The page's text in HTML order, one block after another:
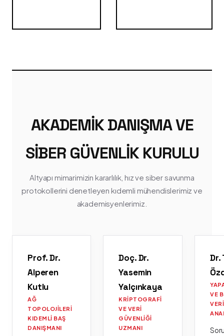
AKADEMIK DANIŞMA VE
SIBER GÜVENLIK KURULU
Altyapı mimarimizin kararlılık, hız ve siber savunma
protokollerini denetleyen kıdemli mühendislerimiz ve
akademisyenlerimiz.
Prof. Dr.
Alperen
Kutlu
AĞ
TOPOLOJILERI
KIDEMLI BAŞ
DANIŞMANI
Doç. Dr.
Yasemin
Yalçınkaya
KRIPTOGRAFI
VE VERI
GÜVENLIĞI
UZMANI
Dr.
VE
VERI